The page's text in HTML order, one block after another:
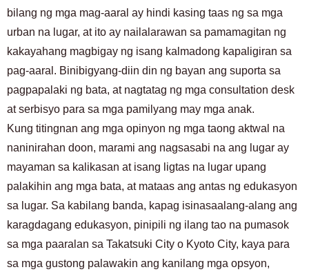
bilang ng mga mag-aaral ay hindi kasing taas ng sa mga
urban na lugar, at ito ay nailalarawan sa pamamagitan ng
kakayahang magbigay ng isang kalmadong kapaligiran sa
pag-aaral. Binibigyang-diin din ng bayan ang suporta sa
pagpapalaki ng bata, at nagtatag ng mga consultation desk
at serbisyo para sa mga pamilyang may mga anak.
Kung titingnan ang mga opinyon ng mga taong aktwal na
naninirahan doon, marami ang nagsasabi na ang lugar ay
mayaman sa kalikasan at isang ligtas na lugar upang
palakihin ang mga bata, at mataas ang antas ng edukasyon
sa lugar. Sa kabilang banda, kapag isinasaalang-alang ang
karagdagang edukasyon, pinipili ng ilang tao na pumasok
sa mga paaralan sa Takatsuki City o Kyoto City, kaya para
sa mga gustong palawakin ang kanilang mga opsyon,
Para sa mga customer na naghahanap ng kuwarto
03-6712-4346